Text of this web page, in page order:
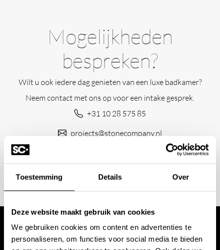
Toestemming Details Over
Deze website maakt gebruik van cookies
We gebruiken cookies om content en advertenties te
personaliseren, om functies voor social media te bieden
Mogelijkheden
bespreken?
Wilt u ook iedere dag genieten van een luxe badkamer?
Neem contact met ons op voor een intake gesprek.
+31 10 28 575 85
projects@stonecompany.nl
AFSPRAAK MAKEN
Wij werken met